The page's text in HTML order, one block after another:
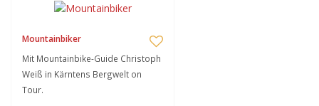
Mountainbiker
Mit Mountainbike-Guide Christoph
Weiß in Kärntens Bergwelt on
Tour.